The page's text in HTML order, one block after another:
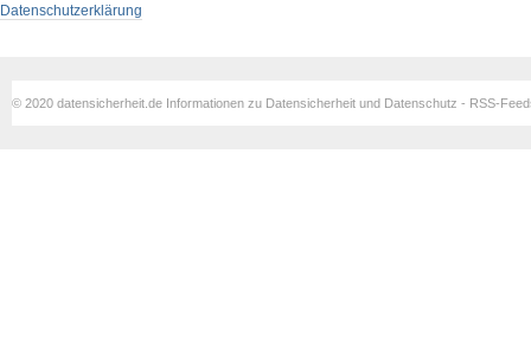
Datenschutzerklärung
© 2020 datensicherheit.de Informationen zu Datensicherheit und Datenschutz - RSS-